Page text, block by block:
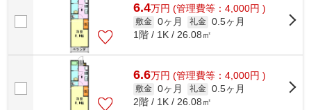
6.4万円 (管理費等：4,000円 )
敷金 0ヶ月 礼金 0.5ヶ月
1階 / 1K / 26.08㎡
6.6万円 (管理費等：4,000円 )
敷金 0ヶ月 礼金 0.5ヶ月
2階 / 1K / 26.08㎡